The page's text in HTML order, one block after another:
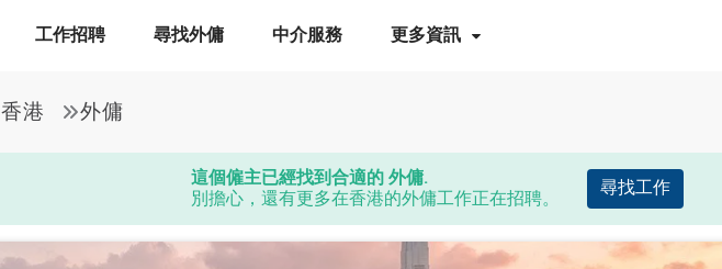
工作招聘 尋找外傭 中介服務 更多資訊
香港 外傭
這個僱主已經找到合適的 外傭.
別擔心，還有更多在香港的外傭工作正在招聘。
尋找工作